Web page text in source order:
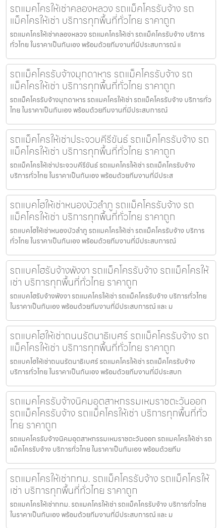
รถแมคโครให้เช่าคลองหลวง รถแม็คโครรับจ้าง รถ
แม็คโครให้เช่า บริการทุกพื้นที่ทั่วไทย ราคาถูก
รถแมคโครให้เช่าคลองหลวง รถแมคโครให้เช่า รถแม็คโครรับจ้าง บริการ
ทั่วไทย ในราคาเป็นกันเอง พร้อมด้วยทีมงานที่มีประสบการณ์ แ
รถแม็คโครรับจ้างมุกดาหาร รถแม็คโครรับจ้าง รถ
แม็คโครให้เช่า บริการทุกพื้นที่ทั่วไทย ราคาถูก
รถแม็คโครรับจ้างมุกดาหาร รถแมคโครให้เช่า รถแม็คโครรับจ้าง บริการทั่ว
ไทย ในราคาเป็นกันเอง พร้อมด้วยทีมงานที่มีประสบการณ์
รถแม็คโครให้เช่าประจวบคีรีขันธ์ รถแม็คโครรับจ้าง รถ
แม็คโครให้เช่า บริการทุกพื้นที่ทั่วไทย ราคาถูก
รถแม็คโครให้เช่าประจวบคีรีขันธ์ รถแมคโครให้เช่า รถแม็คโครรับจ้าง
บริการทั่วไทย ในราคาเป็นกันเอง พร้อมด้วยทีมงานที่มีประส
รถแบคโฮให้เช่าหนองบัวลำภู รถแม็คโครรับจ้าง รถ
แม็คโครให้เช่า บริการทุกพื้นที่ทั่วไทย ราคาถูก
รถแบคโฮให้เช่าหนองบัวลำภู รถแมคโครให้เช่า รถแม็คโครรับจ้าง บริการ
ทั่วไทย ในราคาเป็นกันเอง พร้อมด้วยทีมงานที่มีประสบการณ์
รถแบคโฮรับจ้างพังงา รถแม็คโครรับจ้าง รถแม็คโครให้
เช่า บริการทุกพื้นที่ทั่วไทย ราคาถูก
รถแบคโฮรับจ้างพังงา รถแมคโครให้เช่า รถแม็คโครรับจ้าง บริการทั่วไทย
ในราคาเป็นกันเอง พร้อมด้วยทีมงานที่มีประสบการณ์ และ ม
รถแบคโฮให้เช่าถนนรัตนาธิเบศร์ รถแม็คโครรับจ้าง รถ
แม็คโครให้เช่า บริการทุกพื้นที่ทั่วไทย ราคาถูก
รถแบคโฮให้เช่าถนนรัตนาธิเบศร์ รถแมคโครให้เช่า รถแม็คโครรับจ้าง
บริการทั่วไทย ในราคาเป็นกันเอง พร้อมด้วยทีมงานที่มีประสบก
รถแมคโครรับจ้างนิคมอุตสาหกรรมเหมราชตะวันออก
รถแม็คโครรับจ้าง รถแม็คโครให้เช่า บริการทุกพื้นที่ทั่ว
ไทย ราคาถูก
รถแมคโครรับจ้างนิคมอุตสาหกรรมเหมราชตะวันออก รถแมคโครให้เช่า รถ
แม็คโครรับจ้าง บริการทั่วไทย ในราคาเป็นกันเอง พร้อมด้วยทีม
รถแมคโครให้เช่ากทม. รถแม็คโครรับจ้าง รถแม็คโครให้
เช่า บริการทุกพื้นที่ทั่วไทย ราคาถูก
รถแมคโครให้เช่ากทม. รถแมคโครให้เช่า รถแม็คโครรับจ้าง บริการทั่วไทย
ในราคาเป็นกันเอง พร้อมด้วยทีมงานที่มีประสบการณ์ และ ม